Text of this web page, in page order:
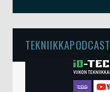
TEKNIIKKAPODCAST